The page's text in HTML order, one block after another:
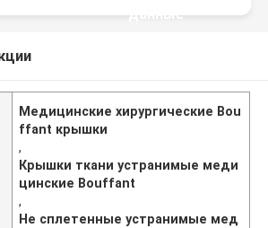
данные
Медицинские хирургические Bou
ffant крышки
,
Крышки ткани устранимые меди
цинские Bouffant
,
Не сплетенные устранимые мед